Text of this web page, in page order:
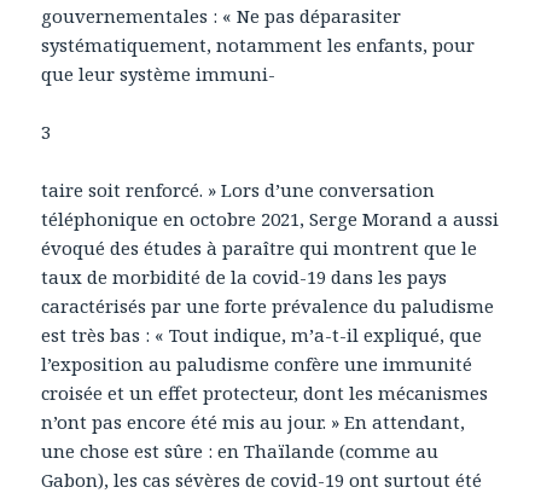
gouvernementales : « Ne pas déparasiter
systématiquement, notamment les enfants, pour
que leur système immuni-
3
taire soit renforcé. » Lors d’une conversation
téléphonique en octobre 2021, Serge Morand a aussi
évoqué des études à paraître qui montrent que le
taux de morbidité de la covid-19 dans les pays
caractérisés par une forte prévalence du paludisme
est très bas : « Tout indique, m’a-t-il expliqué, que
l’exposition au paludisme confère une immunité
croisée et un effet protecteur, dont les mécanismes
n’ont pas encore été mis au jour. » En attendant,
une chose est sûre : en Thaïlande (comme au
Gabon), les cas sévères de covid-19 ont surtout été